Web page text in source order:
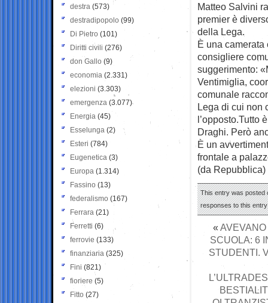
Matteo Salvini
premier è
della Lega.
È una
consigliere
suggerimento:
Ventimiglia,
comunale
Lega di cui non
l’opposto.Tutto
Draghi. Però
È un
frontale a
(da Repubblica)
This entry was posted
responses to this
« AVEVANO
SCUOLA: 6
STUDENTI.
destra (573)
destradipopolo (99)
Di Pietro (101)
Diritti civili (276)
don Gallo (9)
economia (2.331)
elezioni (3.303)
emergenza (3.077)
Energia (45)
Esselunga (2)
Esteri (784)
Eugenetica (3)
Europa (1.314)
Fassino (13)
federalismo (167)
Ferrara (21)
Ferretti (6)
ferrovie (133)
finanziaria (325)
Fini (821)
fioriere (5)
Fitto (27)